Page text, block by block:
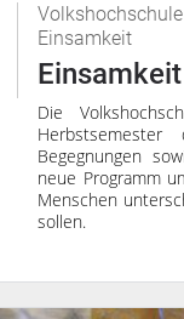
Einsamkeit
Die
Begegnungen
neue Programm
Menschen
sollen.